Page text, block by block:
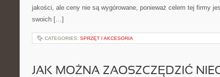
jakości, ale ceny nie są wygórowane, ponieważ celem tej firmy
swoich […]
CATEGORIES: SPRZĘT I AKCESORIA
JAK MOŻNA ZAOSZCZĘDZIĆ